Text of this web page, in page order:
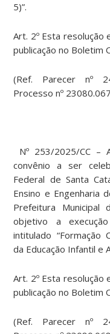
5)”.
Art. 2º Esta resolução
publicação no Boletim
(Ref. Parecer nº
Processo nº
Nº 253/2025/CC
convênio a ser
Federal de Santa
Ensino e Engenharia
Prefeitura
objetivo a
intitulado “Formação
da Educação Infantil e
Art. 2º Esta resolução
publicação no Boletim
(Ref. Parecer nº